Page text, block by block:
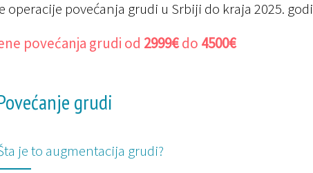
operacije povećanja grudi u Srbiji do kraja 2025.
povećanja grudi od 2999€do 4500€
grudi
je to augmentacija grudi?